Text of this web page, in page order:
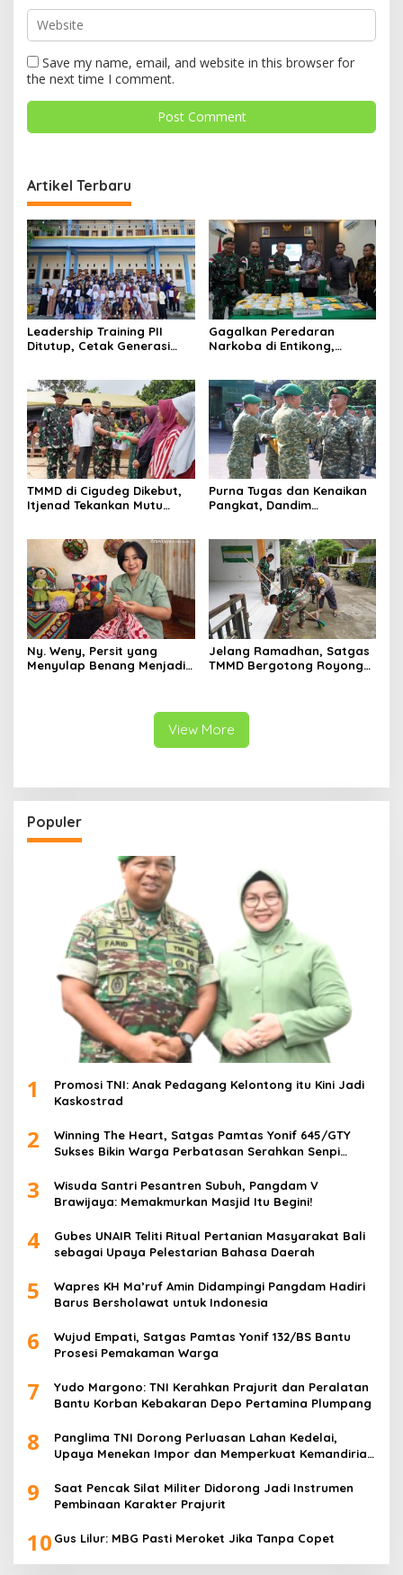
Save my name, email, and website in this browser for
the next time I comment.
Artikel Terbaru
Leadership Training PII
Ditutup, Cetak Generasi
Zaman
Gagalkan Peredaran
Narkoba di Entikong,
BNNP Kalbar
TMMD di Cigudeg Dikebut,
Itjenad Tekankan Mutu
Purna Tugas dan Kenaikan
Pangkat, Dandim
Ny. Weny, Persit yang
Menyulap Benang Menjadi
Jelang Ramadhan, Satgas
TMMD Bergotong Royong
View More
Populer
1
Promosi TNI: Anak Pedagang Kelontong itu Kini Jadi
Kaskostrad
2
Winning The Heart, Satgas Pamtas Yonif 645/GTY
Sukses Bikin Warga Perbatasan Serahkan Senpi
3
Wisuda Santri Pesantren Subuh, Pangdam V
Brawijaya: Memakmurkan Masjid Itu Begini!
4
Gubes UNAIR Teliti Ritual Pertanian Masyarakat Bali
sebagai Upaya Pelestarian Bahasa Daerah
5
Wapres KH Ma’ruf Amin Didampingi Pangdam Hadiri
Barus Bersholawat untuk Indonesia
6
Wujud Empati, Satgas Pamtas Yonif 132/BS Bantu
Prosesi Pemakaman Warga
7
Yudo Margono: TNI Kerahkan Prajurit dan Peralatan
Bantu Korban Kebakaran Depo Pertamina Plumpang
8
Panglima TNI Dorong Perluasan Lahan Kedelai,
Upaya Menekan Impor dan Memperkuat Kemandirian
9
Saat Pencak Silat Militer Didorong Jadi Instrumen
Pembinaan Karakter Prajurit
10 Gus Lilur: MBG Pasti Meroket Jika Tanpa Copet